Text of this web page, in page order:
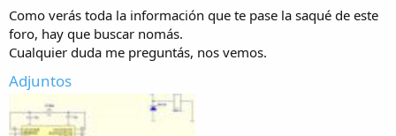
Como verás toda la información que te pase la saqué de este
foro, hay que buscar nomás.
Cualquier duda me preguntás, nos vemos.
Adjuntos